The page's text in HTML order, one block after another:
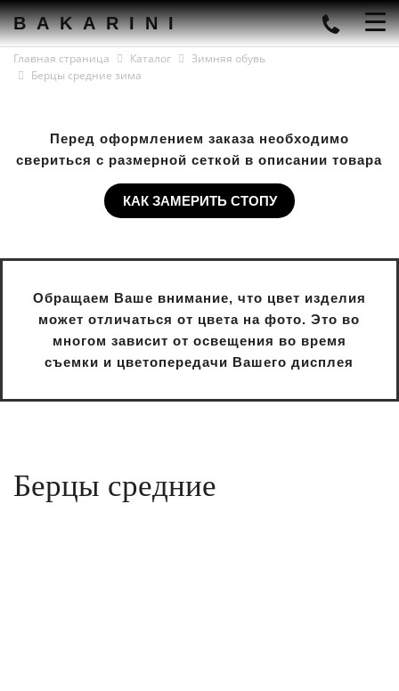
BAKARINI
Главная страница Каталог
Зимняя обувь
Берцы средние зима
Перед оформлением заказа необходимо
свериться с размерной сеткой в описании товара
КАК ЗАМЕРИТЬ СТОПУ
Обращаем Ваше внимание, что цвет изделия
может отличаться от цвета на фото. Это во
многом зависит от освещения во время
съемки и цветопередачи Вашего дисплея
Берцы средние